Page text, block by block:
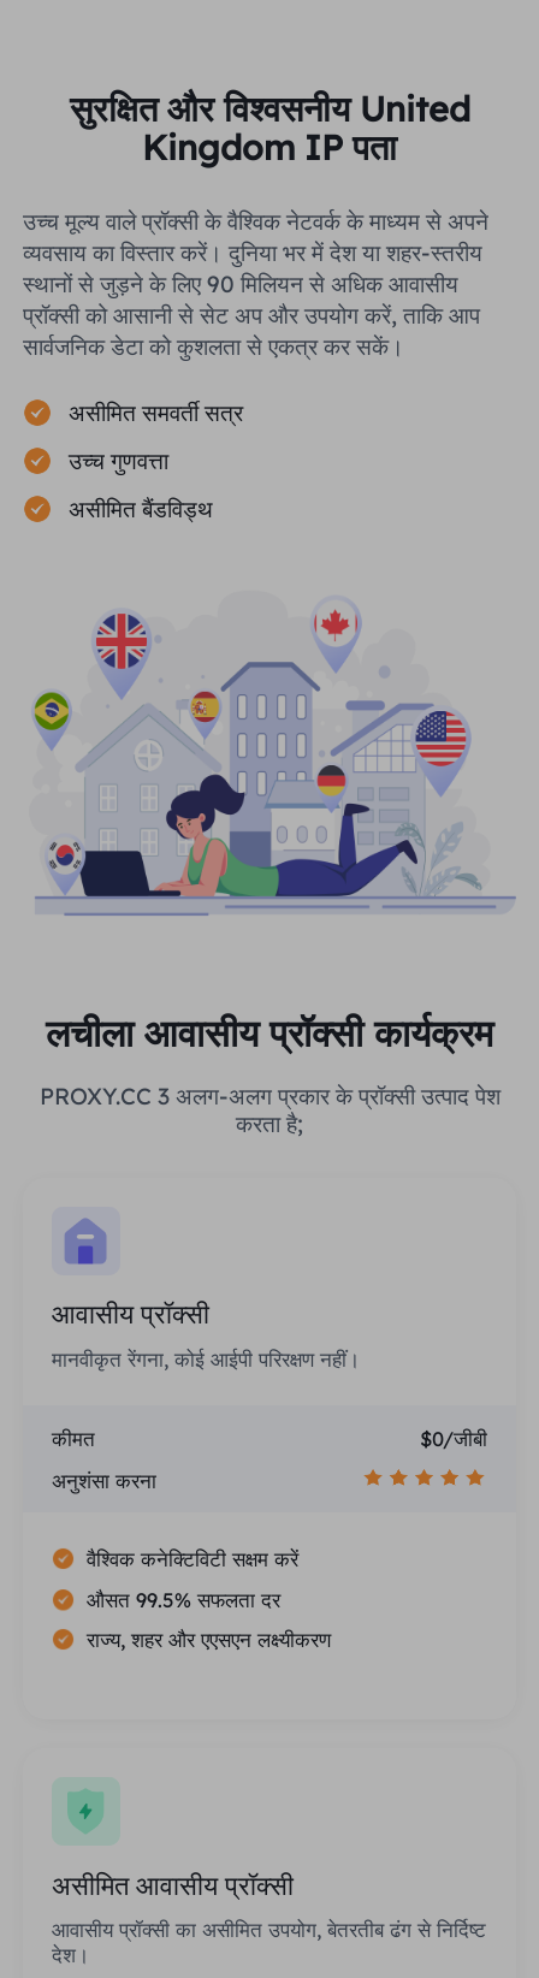
सुरक्षित और विश्वसनीय United
Kingdom IP पता
उच्च मूल्य वाले प्रॉक्सी के वैश्विक नेटवर्क के माध्यम से अपने
व्यवसाय का विस्तार करें। दुनिया भर में देश या शहर-स्तरीय
स्थानों से जुड़ने के लिए 90 मिलियन से अधिक आवासीय
प्रॉक्सी को आसानी से सेट अप और उपयोग करें, ताकि आप
सार्वजनिक डेटा को कुशलता से एकत्र कर सकें।
असीमित समवर्ती सत्र
उच्च गुणवत्ता
असीमित बैंडविड्थ
लचीला आवासीय प्रॉक्सी कार्यक्रम
PROXY.CC 3 अलग-अलग प्रकार के प्रॉक्सी उत्पाद पेश
करता है;
आवासीय प्रॉक्सी
मानवीकृत रेंगना, कोई आईपी परिरक्षण नहीं।
कीमत
$0/जीबी
अनुशंसा करना
वैश्विक कनेक्टिविटी सक्षम करें
औसत 99.5% सफलता दर
राज्य, शहर और एएसएन लक्ष्यीकरण
असीमित आवासीय प्रॉक्सी
आवासीय प्रॉक्सी का असीमित उपयोग, बेतरतीब ढंग से निर्दिष्ट
देश।